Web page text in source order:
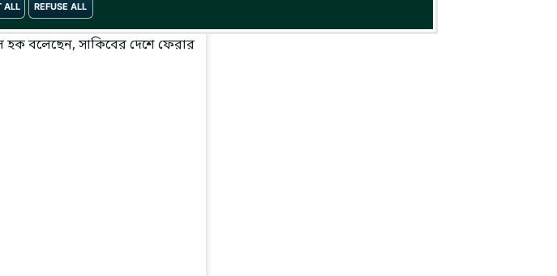
ALL REFUSE ALL
না দুই বছরের বেশি সময় ধরে।
বলেছেন, সাকিবের দেশে ফেরার